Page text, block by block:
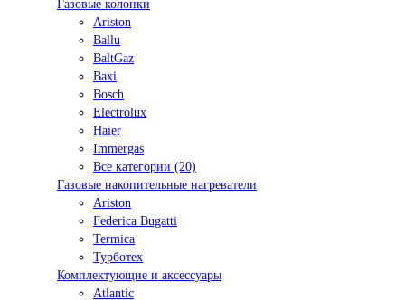
Газовые колонки
Ariston
Ballu
BaltGaz
Baxi
Bosсh
Electrolux
Haier
Immergas
Все категории (20)
Газовые накопительные нагреватели
Ariston
Federica Bugatti
Termica
Турботех
Комплектующие и аксессуары
Atlantic